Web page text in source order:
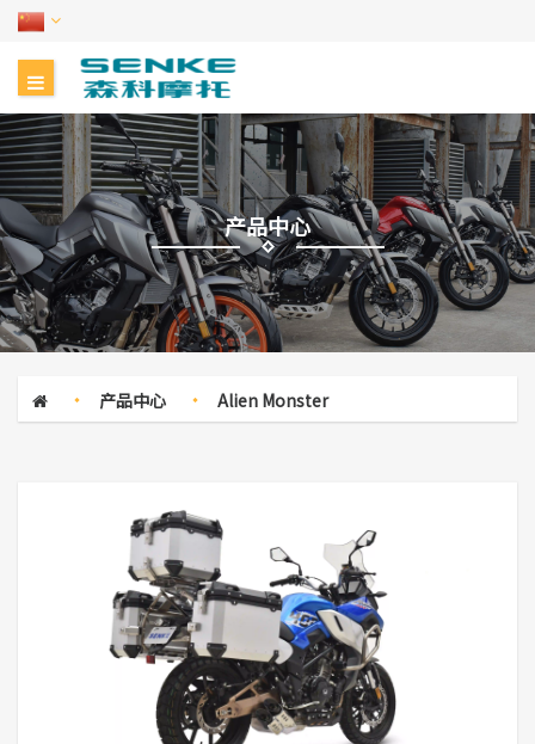
产品中心
产品中心 Alien Monster